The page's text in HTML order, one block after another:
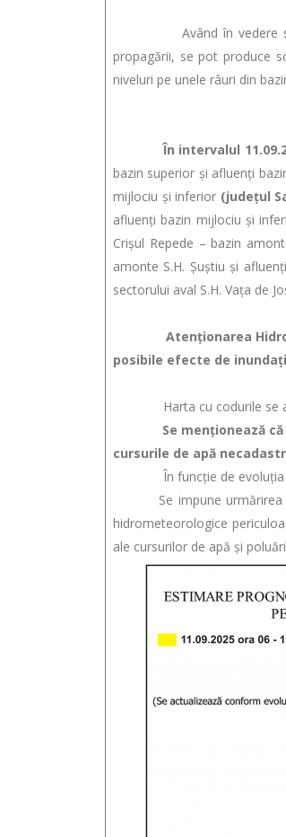
Având în vedere situaţia
propagării, se pot produce
niveluri pe unele râuri din
În intervalul
bazin superior şi afluenţi
mijlociu şi inferior (judeţul
afluenţi bazin mijlociu şi
Crișul Repede – bazin
amonte S.H. Şuștiu și
sectorului aval S.H. Vaţa de
Atenţionarea
posibile efecte de
Harta cu codurile se
Se menţionează că
cursurile de apă
În funcție de evoluția
Se impune urmărirea
hidrometeorologice
ale cursurilor de apă și